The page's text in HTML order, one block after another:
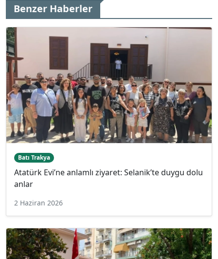
Benzer Haberler
Batı Trakya
Atatürk Evi’ne anlamlı ziyaret: Selanik’te duygu dolu
anlar
2 Haziran 2026